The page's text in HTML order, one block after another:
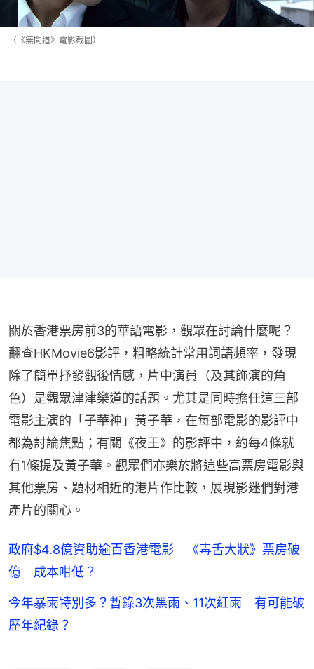
（《無間道》電影截圖）
關於香港票房前3的華語電影，觀眾在討論什麼呢？
翻查HKMovie6影評，粗略統計常用詞語頻率，發現
除了簡單抒發觀後情感，片中演員（及其飾演的角
色）是觀眾津津樂道的話題。尤其是同時擔任這三部
電影主演的「子華神」黃子華，在每部電影的影評中
都為討論焦點；有關《夜王》的影評中，約每4條就
有1條提及黃子華。觀眾們亦樂於將這些高票房電影與
其他票房、題材相近的港片作比較，展現影迷們對港
產片的關心。
政府$4.8億資助逾百香港電影 《毒舌大狀》票房破
億 成本咁低？
今年暴雨特別多？暫錄3次黑雨、11次紅雨 有可能破
歷年紀錄？